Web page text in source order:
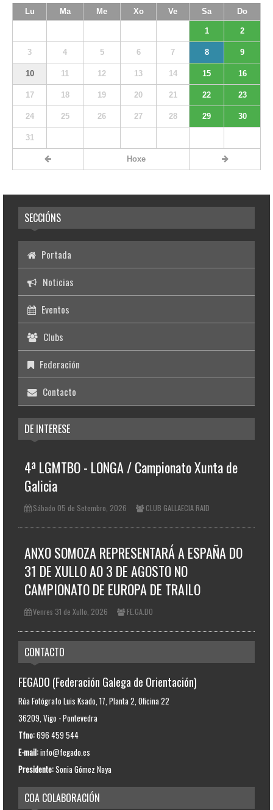
Lu Ma Me Xo Ve Sa Do
1 2
3 4 5 6 7 8 9
10 11 12 13 14 15 16
17 18 19 20 21 22 23
24 25 26 27 28 29 30
31
Hoxe
SECCIÓNS
Portada
Noticias
Eventos
Clubs
Federación
Contacto
DE INTERESE
4ª LGMTBO - LONGA / Campionato Xunta de
Galicia
Sábado 05 de Setembro, 2026 CLUB GALLAECIA RAID
ANXO SOMOZA REPRESENTARÁ A ESPAÑA DO
31 DE XULLO AO 3 DE AGOSTO NO
CAMPIONATO DE EUROPA DE TRAILO
Venres 31 de Xullo, 2026 FE.GA.DO
CONTACTO
FEGADO (Federación Galega de Orientación)
Rúa Fotógrafo Luis Ksado, 17, Planta 2, Oficina 22
36209, Vigo - Pontevedra
Tfno:696 459 544
E-mail:info@fegado.es
Presidente:Sonia Gómez Naya
COA COLABORACIÓN